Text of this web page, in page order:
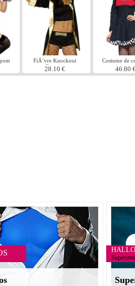
FiÃ¨vre Knockout
Costume
28.10 €
Costume de
46.80